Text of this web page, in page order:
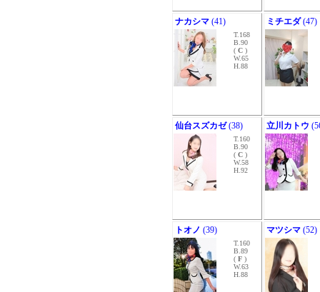
ナカシマ (41)
T.168
B.90
( C )
W.65
H.88
ミチエダ(47)
仙台スズカゼ(38)
T.160
B.90
( C )
W.58
H.92
立川カトウ
トオノ (39)
T.160
B.89
( F )
W.63
H.88
マツシマ (52)